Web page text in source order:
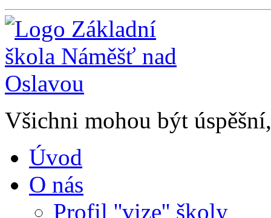
Všichni mohou být
Úvod
O nás
Profil ''vize'' školy